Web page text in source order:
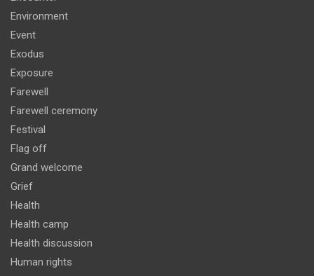
Environment
Event
Exodus
Exposure
Farewell
Farewell ceremony
Festival
Flag off
Grand welcome
Grief
Health
Health camp
Health discussion
Human rights